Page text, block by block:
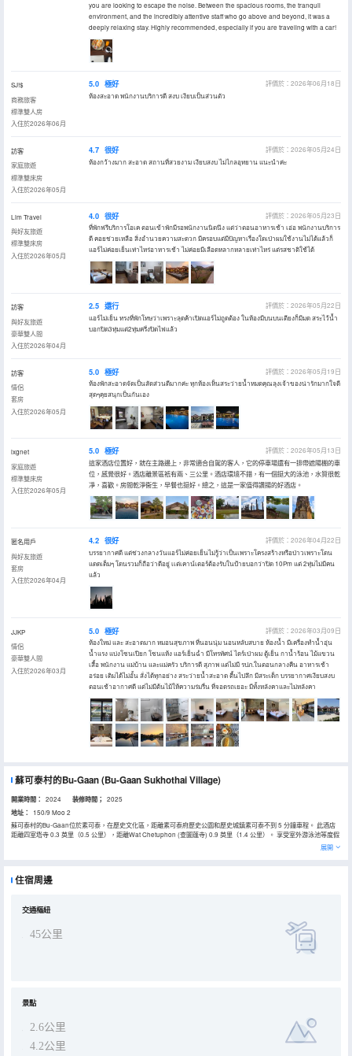
you are looking to escape the noise. Between the spacious rooms, the tranquil
environment, and the incredibly attentive staff who go above and beyond, it was a
deeply relaxing stay. Highly recommended, especially if you are traveling with a car!
SJ!$
商務旅客
標準雙人房
入住於2026年06月
5.0 極好
評價於：2026年06月18日
ห้องสะอาด พนักงานบริการดี สงบ เงียบเป็นส่วนตัว
訪客
家庭旅遊
標準雙床房
入住於2026年05月
4.7 很好
評價於：2026年05月24日
ห้องกว้างมาก สะอาด สถานที่สวยงาม เงียบสงบ ไม่ไกลอุทยาน แนะนำค่ะ
Lim Travel
與好友旅遊
標準雙床房
入住於2026年05月
4.0 很好
評價於：2026年05月23日
ที่พักฟรีบริการโอเค ตอนเข้าพักมีรอพนักงานนิดนึง แต่ว่าตอนอาหารเช้า เอ่อ พนักงานบริการ
ดี คอยช่วยเหลือ สิ่งอำนวยความสะดวก มีครอบแต่มีปัญหาเรื่องใดเป่าผมใช้งานไม่ได้แล้วก็
แอร์ไม่ค่อยเย็นเท่าไหร่อาหารเช้า ไม่ค่อยมีเลือดหลากหลายเท่าไหร่ แต่รสชาติใช้ได้
訪客
與好友旅遊
豪華雙人間
入住於2026年04月
2.5 還行
評價於：2026年05月22日
แอร์ไม่เย็น ทรงที่พักโทษว่าเพราะลุดค้าเปิดแอร์ไม่ถูดต้อง ในห้องมีบนบนเตียงก็มีมด สระไว้น้ำ
บอกปิด3ทุ่มแต่2ทุ่มครึ่งปิดไฟแล้ว
訪客
情侶
套房
入住於2026年05月
5.0 極好
評價於：2026年05月19日
ห้องพักสะอาดจัดเป็นสัดส่วนดีมากค่ะ ทุกห้องเห็นสระว่ายน้ำหมดคุณลุงเจ้าของน่ารักมากใจดี
สุดๆคุยสนุกเป็นกันเอง
lxgnet
家庭旅遊
標準雙床房
入住於2026年05月
5.0 極好
評價於：2026年05月13日
這家酒店位置好，就在主路邊上，非常適合自駕的客人，它的停車場還有一排帶遮陽棚的車
位，感覺很好。酒店離景區衹有兩、三公里。酒店環境不錯，有一個挺大的泳池，水質很乾
凈，喜歡。房間乾淨衞生，早餐也挺好。總之，這是一家值得讚揚的好酒店。
匿名用戶
與好友旅遊
套房
入住於2026年04月
4.2 很好
評價於：2026年04月22日
บรรยากาศดี แต่ช่วงกลางวันแอร์ไม่ค่อยเย็นไม่รู้ว่าเป็นเพราะโครงสร้างหรือป่าวเพราะโดน
แดดเต็มๆ โดนรวมก็ถือว่าดีอยู่ เเต่เคาน์เตอร์ต้องรับในป้ายบอกว่าปิด 10Pm แต่ 2ทุ่มไม่มีคน
แล้ว
JJKP
情侶
豪華雙人間
入住於2026年03月
5.0 極好
評價於：2026年03月09日
ห้องใหม่ และ สะอาดมาก หมอนสุขภาพ ที่นอนนุ่ม นอนหลับสบาย ห้องน้ำ มีเครื่องทำน้ำอุ่น
น้ำแรง แบ่งโซนเปียก โซนแห้ง แอร์เย็นฉ่ำ มีโทรทัศน์ ไดร์เป่าผม ตู้เย็น กาน้ำร้อน ไม้แขวน
เสื้อ พนักงาน แม่บ้าน และแม่ครัว บริการดี สุภาพ แต่ไม่มี รปภ.ในตอนกลางคืน อาหารเช้า
อร่อย เติมได้ไม่อั้น สั่งได้ทุกอย่าง สระว่ายน้ำสะอาด ตื้นไปลึก มีสระเด็ก บรรยากาศเงียบสงบ
ตอนเช้าอากาศดี แต่ไม่มีต้นไม้ให้ความร่มรื่น ที่จอดรถเยอะ มีทั้งหลังคาและไม่หลังคา
蘇可泰村的Bu-Gaan(Bu-Gaan Sukhothai Village)
開業時間： 2024 装修時間； 2025
地址：
150/9 Moo 2
蘇可泰村的Bu-Gaan位於素可泰，在歷史文化區，距離素可泰府歷史公園和歷史城鎮素可泰不到 5 分鐘車程。 此酒店
距離四室塔寺 0.3 英里（0.5 公里），距離Wat Chetuphon (查圖蓬寺) 0.9 英里（1.4 公里）。 享受室外游泳池等度假
設施，或者到花園欣賞美景。 您可以到餐廳享用一頓美餐；也可去酒店的咖啡館吃些點心。每日 07:30 至 10:00 提供
免費的自助早餐。 特色服務/設施包括乾洗/洗衣服務、多語言服務和行李寄存。酒店提供免費自助停車。 31 間空調客房
展開
住宿周邊
交通樞紐
45公里
景點
2.6公里
4.2公里